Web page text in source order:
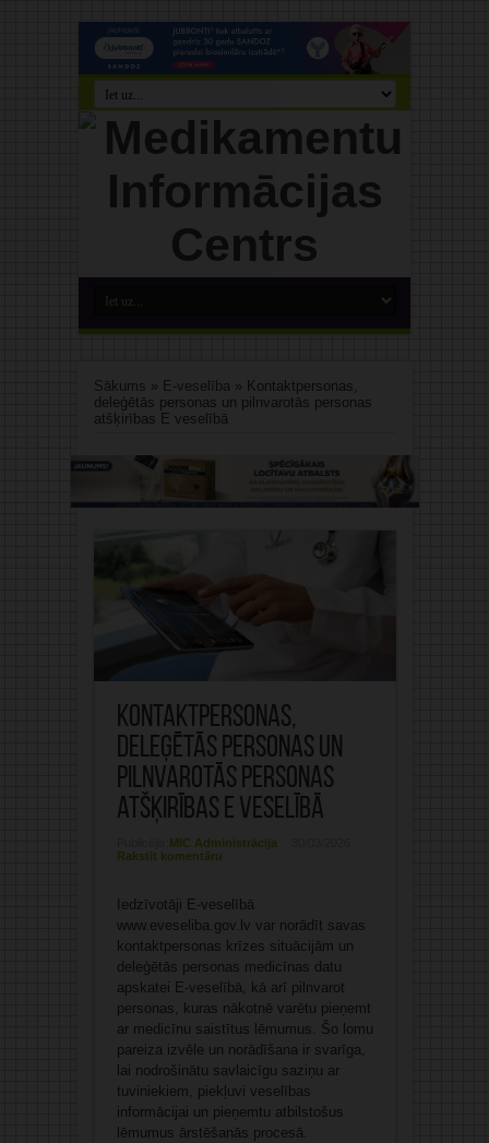
Sākums » E-veselība» Kontaktpersonas,
deleģētās personas un pilnvarotās personas
atšķirības E veselībā
Kontaktpersonas,
deleģētās personas un
pilnvarotās personas
atšķirības E veselībā
MIC Administrācija
Rakstīt komentāru
Iedzīvotāji E-veselībā
www.eveseliba.gov.lv var norādīt savas
kontaktpersonas krīzes situācijām un
deleģētās personas medicīnas datu
apskatei E-veselībā, kā arī pilnvarot
personas, kuras nākotnē varētu pieņemt
ar medicīnu saistītus lēmumus. Šo lomu
pareiza izvēle un norādīšana ir svarīga,
lai nodrošinātu savlaicīgu saziņu ar
tuviniekiem, piekļuvi veselības
informācijai un pieņemtu atbilstošus
lēmumus ārstēšanās procesā.